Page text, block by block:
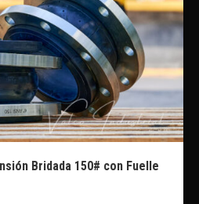
Bridada 150# con Fuelle